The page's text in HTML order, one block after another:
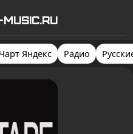
Чарт Яндекс Радио